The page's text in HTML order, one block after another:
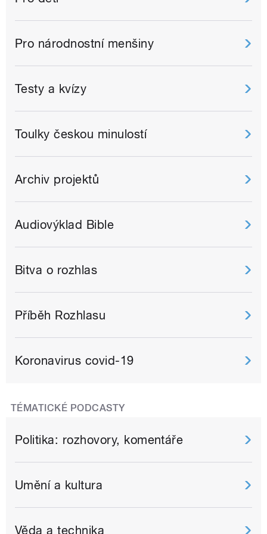
Pro národnostní menšiny
Testy a kvízy
Toulky českou minulostí
Archiv projektů
Audiovýklad Bible
Bitva o rozhlas
Příběh Rozhlasu
Koronavirus covid-19
TÉMATICKÉ PODCASTY
Politika: rozhovory, komentáře
Umění a kultura
Věda a technika